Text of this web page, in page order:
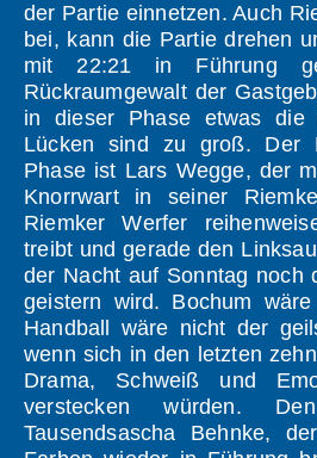
der Partie einnetzen. Auch
bei, kann die Partie drehen
mit 22:21 in Führung
Rückraumgewalt der
in dieser Phase etwas die
Lücken sind zu groß. Der
Phase ist Lars Wegge, der
Knorrwart in seiner
Riemker Werfer
treibt und gerade den
der Nacht auf Sonntag noch
geistern wird. Bochum
Handball wäre nicht der
wenn sich in den letzten
Drama, Schweiß und
verstecken würden.
Tausendsascha Behnke,